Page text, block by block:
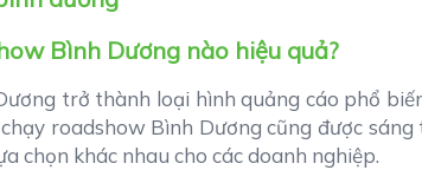
Bình Dương nào hiệu quả?
trở thành loại hình quảng cáo phổ
roadshow Bình Dương cũng được
chọn khác nhau cho các doanh nghiệp.